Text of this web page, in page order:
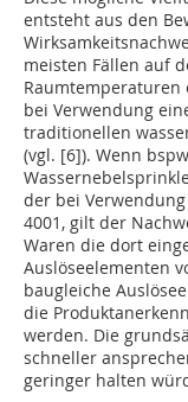
entsteht aus den
meisten Fällen auf
Raumtemperaturen
bei Verwendung
traditionellen
(vgl. [6]). Wenn
der bei
4001, gilt der
Waren die dort
Auslöseelementen
baugleiche
die
werden. Die
schneller
geringer halten